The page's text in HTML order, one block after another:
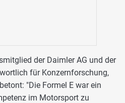
der Daimler AG und der
für Konzernforschung,
"Die Formel E war ein
im Motorsport zu